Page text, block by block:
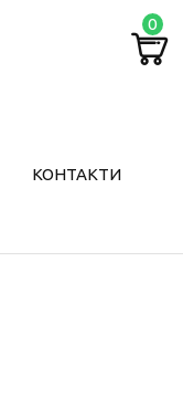
КОНТАКТИ